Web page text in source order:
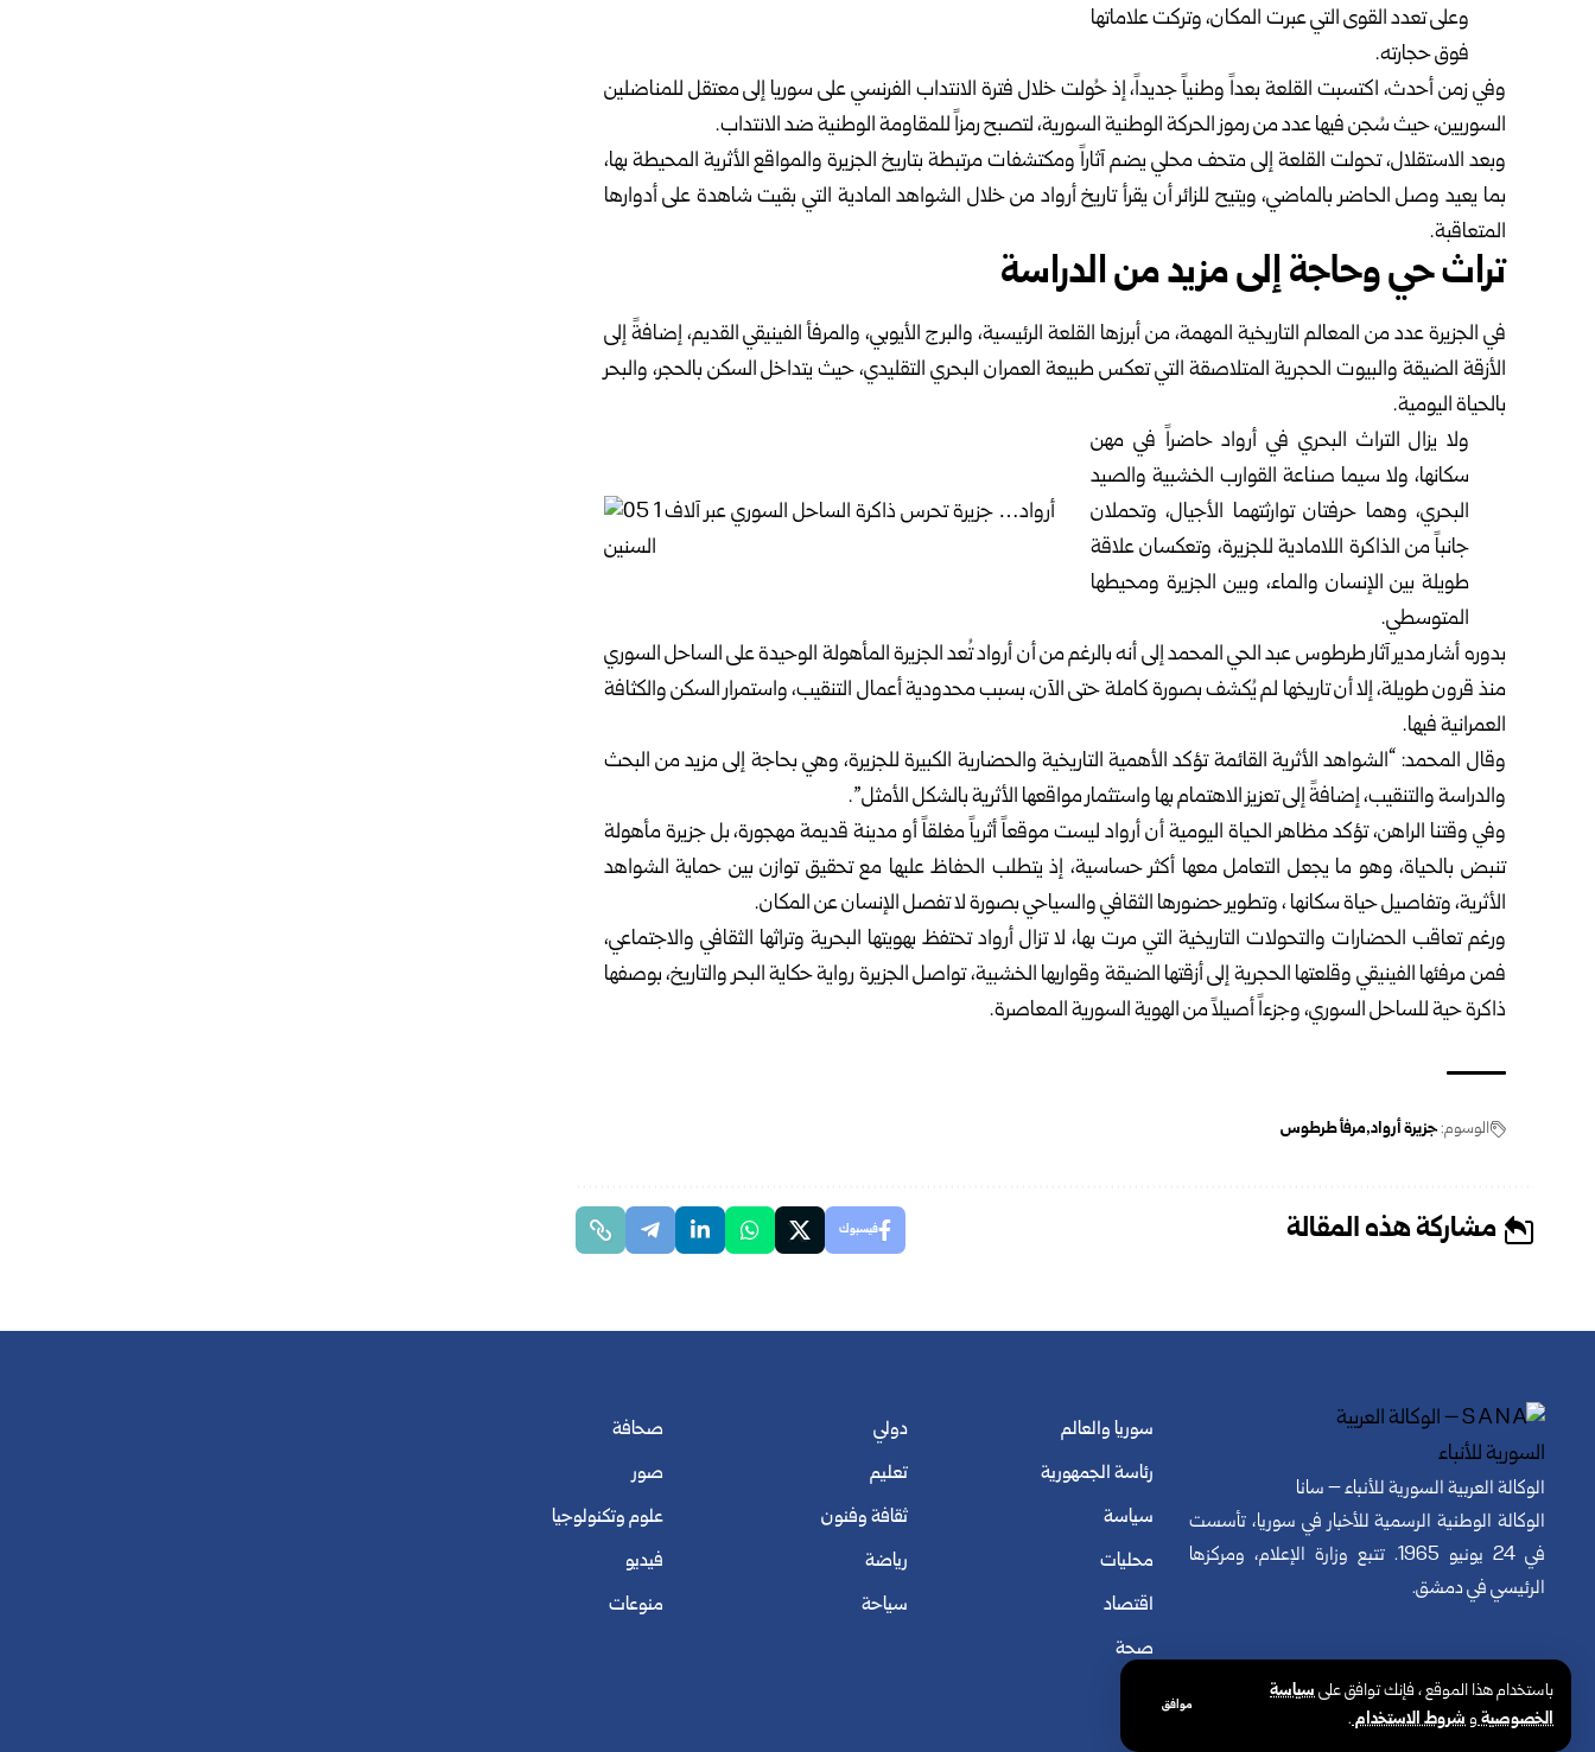
باستخدام هذا الموقع ، فإنك توافق علىسياسة
الخصوصيةوشروط الاستخدام.
موافق
وعلى تعدد القوى التي ‏عبرت المكان، وتركت علاماتها
فوق حجارته.‏
وفي زمن أحدث، اكتسبت القلعة بعداً وطنياً جديداً، إذ حُولت خلال فترة ‏الانتداب الفرنسي على سوريا إلى معتقل للمناضلين
السوريين، حيث سُجن ‏فيها عدد من رموز الحركة الوطنية السورية، لتصبح رمزاً للمقاومة الوطنية ‏ضد الانتداب.‏
وبعد الاستقلال، تحولت القلعة إلى متحف محلي يضم آثاراً ومكتشفات ‏مرتبطة بتاريخ الجزيرة والمواقع الأثرية المحيطة بها،
بما يعيد وصل ‏الحاضر بالماضي، ويتيح للزائر أن يقرأ تاريخ أرواد من خلال الشواهد ‏المادية التي بقيت شاهدة على أدوارها
المتعاقبة.‏
تراث حي وحاجة إلى مزيد من الدراسة
في الجزيرة عدد من المعالم التاريخية المهمة، من أبرزها القلعة الرئيسية، ‏والبرج الأيوبي، والمرفأ الفينيقي القديم، إضافةً إلى
الأزقة الضيقة والبيوت ‏الحجرية المتلاصقة التي تعكس طبيعة العمران البحري التقليدي، حيث ‏يتداخل السكن بالحجر، والبحر
بالحياة اليومية.‏
ولا يزال التراث البحري في أرواد حاضراً في مهن
سكانها، ولا سيما ‏صناعة القوارب الخشبية والصيد
البحري، وهما حرفتان توارثتهما الأجيال، ‏وتحملان
جانباً من الذاكرة اللامادية للجزيرة، وتعكسان علاقة
طويلة بين ‏الإنسان والماء، وبين الجزيرة ومحيطها
المتوسطي.‏
بدوره أشار مدير آثار طرطوس عبد الحي المحمد إلى أنه بالرغم من أن ‏أرواد تُعد الجزيرة المأهولة الوحيدة على الساحل السوري
منذ قرون طويلة، ‏إلا أن تاريخها لم يُكشف بصورة كاملة حتى الآن، بسبب محدودية أعمال ‏التنقيب، واستمرار السكن والكثافة
العمرانية فيها.‏
وقال المحمد: “الشواهد الأثرية القائمة تؤكد الأهمية التاريخية والحضارية ‏الكبيرة للجزيرة، وهي بحاجة إلى مزيد من البحث
والدراسة والتنقيب، ‏إضافةً إلى تعزيز الاهتمام بها واستثمار مواقعها الأثرية بالشكل الأمثل”.‏
وفي وقتنا الراهن، تؤكد مظاهر الحياة اليومية أن أرواد ليست موقعاً أثرياً ‏مغلقاً أو مدينة قديمة مهجورة، بل جزيرة مأهولة
تنبض بالحياة، وهو ما ‏يجعل التعامل معها أكثر حساسية، إذ يتطلب الحفاظ عليها مع تحقيق توازن ‏بين حماية الشواهد
الأثرية، وتفاصيل حياة سكانها ، وتطوير حضورها ‏الثقافي والسياحي بصورة لا تفصل الإنسان عن المكان.‏
ورغم تعاقب الحضارات والتحولات التاريخية التي مرت بها، لا تزال أرواد ‏تحتفظ بهويتها البحرية وتراثها الثقافي والاجتماعي،
فمن مرفئها الفينيقي ‏وقلعتها الحجرية إلى أزقتها الضيقة وقواربها الخشبية، تواصل الجزيرة ‏رواية حكاية البحر والتاريخ، بوصفها
ذاكرة حية للساحل السوري، وجزءاً ‏أصيلاً من الهوية السورية المعاصرة.‏
الوسوم:جزيرة أرواد مرفأ طرطوس
مشاركة هذه المقالة فيسبوك
الوكالة العربية السورية للأنباء – سانا
الوكالة الوطنية الرسمية للأخبار في سوريا، تأسست
في 24 يونيو 1965. تتبع وزارة الإعلام، ومركزها
الرئيسي في دمشق.
سوريا والعالم
رئاسة الجمهورية
سياسة
محليات
اقتصاد
صحة
دولي
تعليم
ثقافة وفنون
رياضة
سياحة
صحافة
صور
علوم وتكنولوجيا
فيديو
منوعات